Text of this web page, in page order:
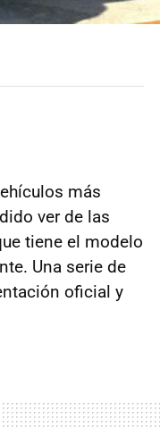
más
ver de las
tiene el modelo
Una serie de
oficial y